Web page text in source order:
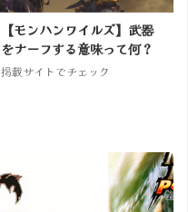
【モンハンワイルズ】武器
をナーフする意味って何？
掲載サイトでチェック